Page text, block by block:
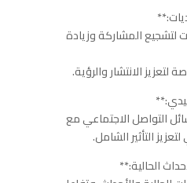
لتشجيع المشاركة وزيادة
الانتشار والرؤية.
التواصل الاجتماعي مع
التأثير الشامل.